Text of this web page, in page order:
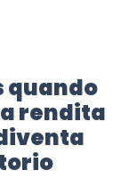
quando
rendita